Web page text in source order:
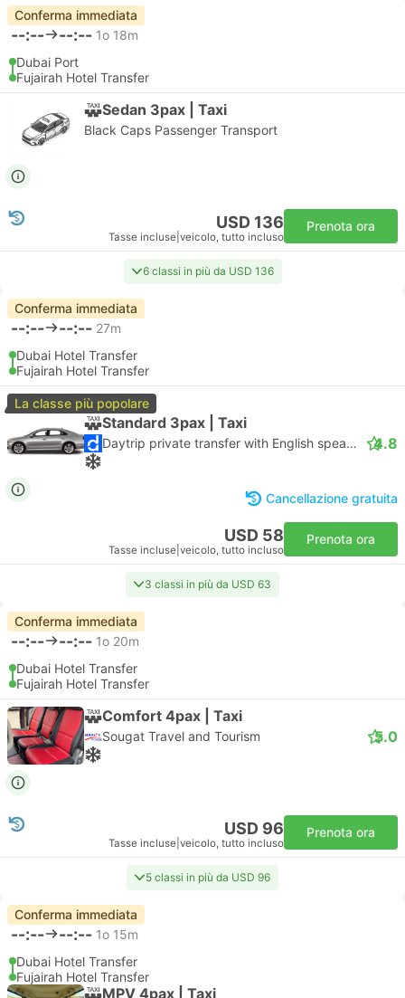
Conferma immediata
--:-- --:-- 1o 18m
Dubai Port
Fujairah Hotel Transfer
Sedan 3pax | Taxi
Black Caps Passenger Transport
USD 136
Tasse incluse veicolo, tutto incluso
Prenota ora
6 classi in più da USD 136
Conferma immediata
--:-- --:-- 27m
Dubai Hotel Transfer
Fujairah Hotel Transfer
La classe più popolare
Standard 3pax | Taxi
Daytrip private transfer with English speaking driver 4.8
Cancellazione gratuita
USD 58
Tasse incluse veicolo, tutto incluso
Prenota ora
3 classi in più da USD 63
Conferma immediata
--:-- --:-- 1o 20m
Dubai Hotel Transfer
Fujairah Hotel Transfer
Comfort 4pax | Taxi
Sougat Travel and Tourism 5.0
USD 96
Tasse incluse veicolo, tutto incluso
Prenota ora
5 classi in più da USD 96
Conferma immediata
--:-- --:-- 1o 15m
Dubai Hotel Transfer
Fujairah Hotel Transfer
MPV 4pax | Taxi